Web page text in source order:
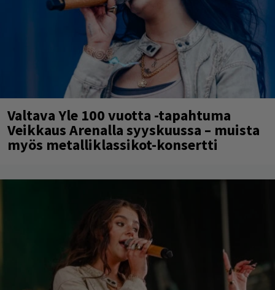
Valtava Yle 100 vuotta -tapahtuma
Veikkaus Arenalla syyskuussa – muista
myös metalliklassikot-konsertti